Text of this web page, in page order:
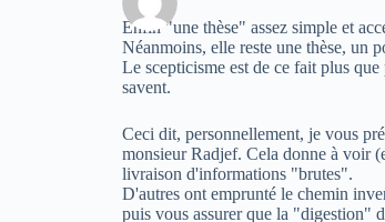
Enfin "une thèse" assez simple et
Néanmoins, elle reste une thèse, un
Le scepticisme est de ce fait plus
savent.
Ceci dit, personnellement, je vous
monsieur Radjef. Cela donne à voir
livraison d'informations "brutes".
D'autres ont emprunté le chemin
puis vous assurer que la "digestion"